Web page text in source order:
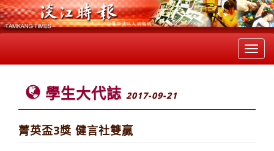
學生大代誌 2017-09-21
菁英盃3獎 健言社雙贏